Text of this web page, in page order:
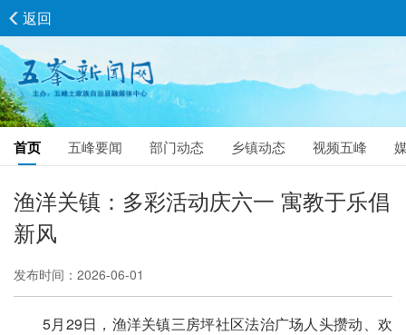
首页 五峰要闻 部门动态 乡镇动态 视频五峰
返回
渔洋关镇：多彩活动庆六一 寓教于乐倡
新风
发布时间：2026-06-01
5月29日，渔洋关镇三房坪社区法治广场人头攒动、欢